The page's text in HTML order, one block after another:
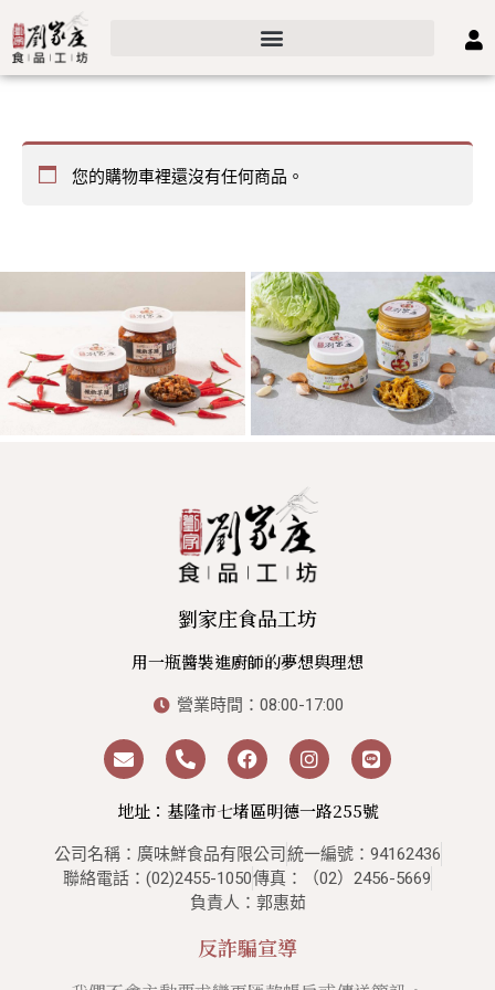
您的購物車裡還沒有任何商品。
劉家庄食品工坊
用一瓶醬裝進廚師的夢想與理想
營業時間：08:00-17:00
地址：基隆市七堵區明德一路255號
公司名稱：廣味鮮食品有限公司統一編號：94162436
聯絡電話：(02)2455-1050傳真：（02）2456-5669
負責人：郭惠茹
反詐騙宣導